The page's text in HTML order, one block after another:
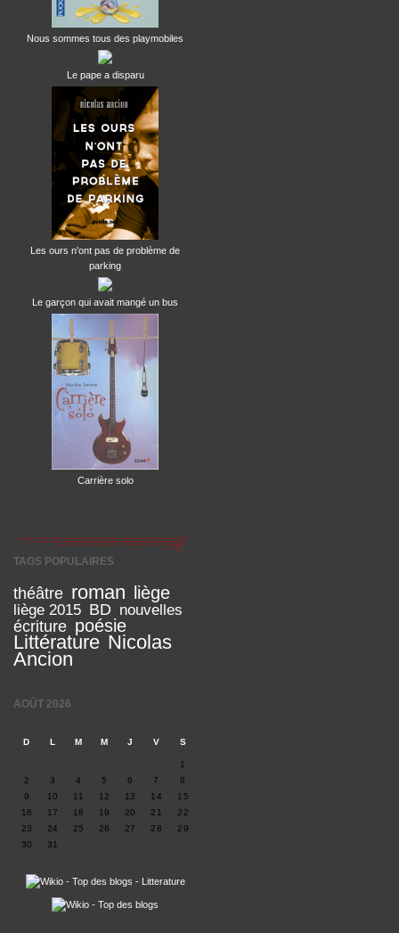
Nous sommes tous des playmobiles
Le pape a disparu
Les ours n'ont pas de problème de
parking
Le garçon qui avait mangé un bus
Carrière solo
TAGS POPULAIRES
théâtre roman liège
liège 2015 BD nouvelles
écriture poésie
Littérature Nicolas
Ancion
AOÛT 2026
D L M M J V S
1
2
3 4 5 6 7
8
9
10 11 12 13 14
15
16
17 18 19 20 21
22
23
24 25 26 27 28
29
30
31